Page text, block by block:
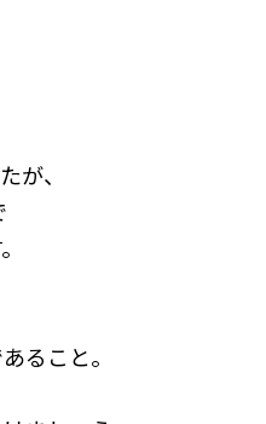
が、
ること。